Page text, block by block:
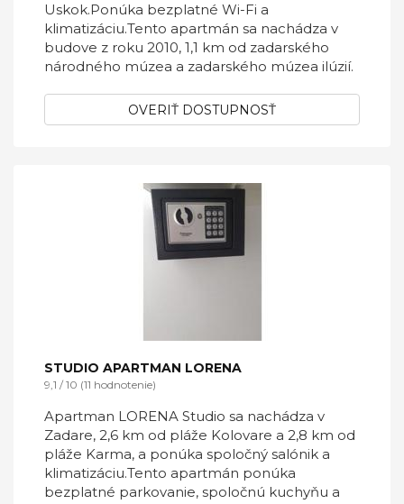
Uskok.Ponúka bezplatné Wi-Fi a
klimatizáciu.Tento apartmán sa nachádza v
budove z roku 2010, 1,1 km od zadarského
národného múzea a zadarského múzea ilúzií.
OVERIŤ DOSTUPNOSŤ
STUDIO APARTMAN LORENA
9,1 / 10 (11 hodnotenie)
Apartman LORENA Studio sa nachádza v
Zadare, 2,6 km od pláže Kolovare a 2,8 km od
pláže Karma, a ponúka spoločný salónik a
klimatizáciu.Tento apartmán ponúka
bezplatné parkovanie, spoločnú kuchyňu a